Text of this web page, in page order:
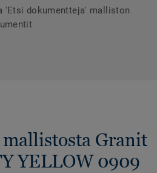
'Etsi dokumentteja' malliston
mallistosta Granit
YELLOW 0909